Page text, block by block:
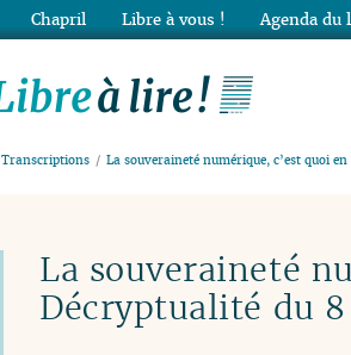
Transcriptions La souveraineté numérique, c’est quoi
La souveraineté
Décryptualité du
Chapril Libre à vous ! Agenda du